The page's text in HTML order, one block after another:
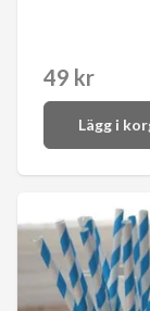
49 kr
Lägg i